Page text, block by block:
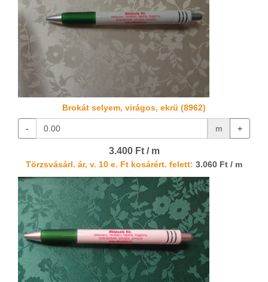
Brokát selyem, virágos, ekrü (8962)
- m +
3.400 Ft / m
Törzsvásárl. ár, v. 10 e. Ft kosárért. felett: 3.060 Ft / m